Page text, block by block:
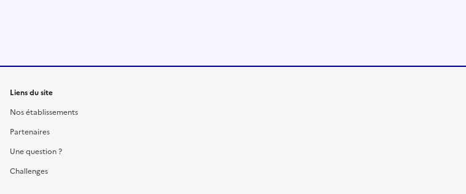
Liens du site
Nos établissements
Partenaires
Une question ?
Challenges